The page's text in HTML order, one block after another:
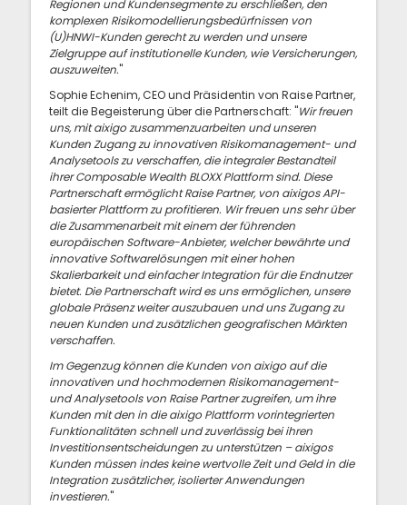
Regionen und Kundensegmente zu erschließen, den
komplexen Risikomodellierungsbedürfnissen von
(U)HNWI-Kunden gerecht zu werden und unsere
Zielgruppe auf institutionelle Kunden, wie Versicherungen,
auszuweiten."
Sophie Echenim, CEO und Präsidentin von Raise Partner,
teilt die Begeisterung über die Partnerschaft: "Wir freuen
uns, mit aixigo zusammenzuarbeiten und unseren
Kunden Zugang zu innovativen Risikomanagement- und
Analysetools zu verschaffen, die integraler Bestandteil
ihrer Composable Wealth BLOXX Plattform sind. Diese
Partnerschaft ermöglicht Raise Partner, von aixigos API-
basierter Plattform zu profitieren. Wir freuen uns sehr über
die Zusammenarbeit mit einem der führenden
europäischen Software-Anbieter, welcher bewährte und
innovative Softwarelösungen mit einer hohen
Skalierbarkeit und einfacher Integration für die Endnutzer
bietet. Die Partnerschaft wird es uns ermöglichen, unsere
globale Präsenz weiter auszubauen und uns Zugang zu
neuen Kunden und zusätzlichen geografischen Märkten
verschaffen.
Im Gegenzug können die Kunden von aixigo auf die
innovativen und hochmodernen Risikomanagement-
und Analysetools von Raise Partner zugreifen, um ihre
Kunden mit den in die aixigo Plattform vorintegrierten
Funktionalitäten schnell und zuverlässig bei ihren
Investitionsentscheidungen zu unterstützen – aixigos
Kunden müssen indes keine wertvolle Zeit und Geld in die
Integration zusätzlicher, isolierter Anwendungen
investieren."